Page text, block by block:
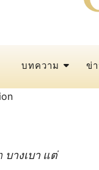
บทความ ข่
บางเบา แต่